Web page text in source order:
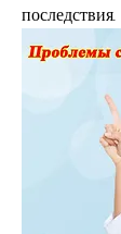
последствия.